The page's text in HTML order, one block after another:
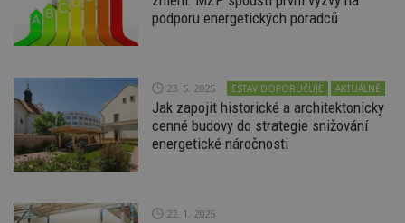
podporu energetických poradců
23. 5. 2025 ESTAV DOPORUČUJE AKTUÁLNĚ
Jak zapojit historické a architektonicky
cenné budovy do strategie snižování
energetické náročnosti
22. 1. 2025